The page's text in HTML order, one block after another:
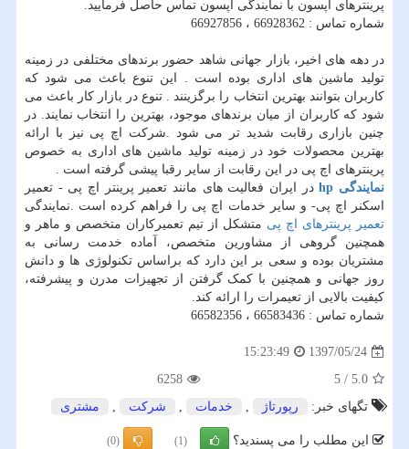
پرینترهای اپسون با نمایندگی اپسون تماس حاصل فرمایید.
شماره تماس : 66928362 ، 66927856
در دهه های اخیر، بازار جهانی شاهد حضور برندهای مختلفی در زمینه
تولید ماشین های اداری بوده است . این تنوع باعث می شود که
کاربران بتوانند بهترین انتخاب را برگزینند . تنوع در بازار کار باعث می
شود که کاربران از میان برندهای موجود، بهترین را انتخاب نمایند. در
چنین بازاری رقابت شدید تر می شود .شرکت اچ پی نیز با ارائه
بهترین محصولات خود در زمینه تولید ماشین های اداری به خصوص
پرینترهای اچ پی در این رقابت از سایر رقبا پیشی گرفته است .
نمایندگی hpدر ایران فعالیت های مانند تعمیر پرینتر اچ پی - تعمیر
اسکنر اچ پی- و سایر خدمات اچ پی را فراهم کرده است .نمایندگی
تعمیر پرینترهای اچ پی متشکل از تیم تعمیرکاران متخصص و ماهر و
همچنین گروهی از مشاورین متخصص، آماده خدمت رسانی به
مشتریان بوده و سعی بر این دارد که براساس تکنولوژی ها و دانش
روز جهانی و همچنین با کمک گرفتن از تجهیزات مدرن و پیشرفته،
کیفیت بالایی از تعیمرات را ارائه کند.
شماره تماس : 66583436 ، 66582356
1397/05/24
15:23:49
5.0
/
5
6258
تگهای خبر:
رپورتاژ , خدمات , شركت , مشتری
این مطلب را می پسندید؟ (1)
(0)